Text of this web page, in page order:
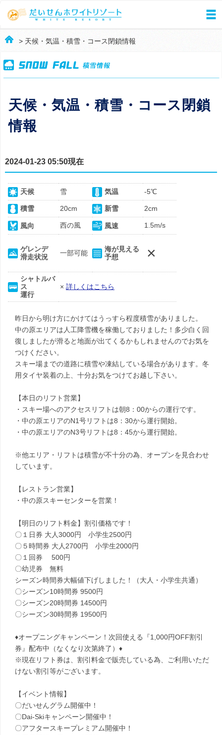
> 天候・気温・積雪・コース閉鎖情報
天候・気温・積雪・コース閉鎖
情報
2024-01-23 05:50現在
天候 雪 気温 -5℃
積雪 20cm 新雪 2cm
風向 西の風 風速 1.5m/s
ゲレンデ
滑走状況
一部可能
海が見える
予想
×
シャトルバ
ス
運行
× 詳しくはこちら
昨日から明け方にかけてはうっすら程度積雪がありました。
中の原エリアは人工降雪機を稼働しておりました！多少白く回
復しましたが滑ると地面が出てくるかもしれませんのでお気を
つけください。
スキー場までの道路に積雪や凍結している場合があります。冬
用タイヤ装着の上、十分お気をつけてお越し下さい。
【本日のリフト営業】
・スキー場へのアクセスリフトは朝8：00からの運行です。
・中の原エリアのN1号リフトは8：30から運行開始。
・中の原エリアのN3号リフトは8：45から運行開始。
※他エリア・リフトは積雪が不十分の為、オープンを見合わせ
しています。
【レストラン営業】
・中の原スキーセンターを営業！
【明日のリフト料金】割引価格です！
〇１日券 大人3000円 小学生2500円
〇５時間券 大人2700円 小学生2000円
〇１回券 500円
〇幼児券 無料
シーズン時間券大幅値下げしました！（大人・小学生共通）
〇シーズン10時間券 9500円
〇シーズン20時間券 14500円
〇シーズン30時間券 19500円
♦オープニングキャンペーン！次回使える『1,000円OFF割引
券』配布中（なくなり次第終了）♦
※現在リフト券は、割引料金で販売している為、ご利用いただ
けない割引等がございます。
【イベント情報】
〇だいせんグラム開催中！
〇Dai-Skiキャンペーン開催中！
〇アフタースキープレミアム開催中！